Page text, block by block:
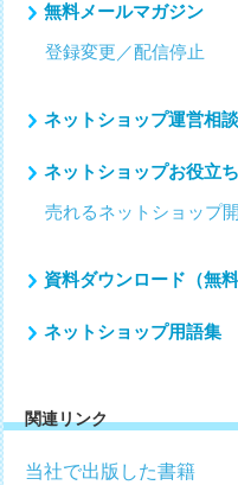
無料メールマガジン
登録変更／配信停止
ネットショップ運営相
ネットショップお役立
売れるネットショップ
資料ダウンロード（無料
ネットショップ用語集
関連リンク
当社で出版した書籍